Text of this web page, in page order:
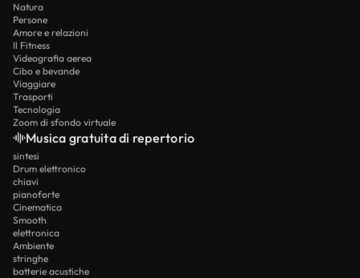
Natura
Persone
Amore e relazioni
Il Fitness
Videografia aerea
Cibo e bevande
Viaggiare
Trasporti
Tecnologia
Zoom di sfondo virtuale
Musica gratuita di repertorio
sintesi
Drum elettronico
chiavi
pianoforte
Cinematica
Smooth
elettronica
Ambiente
stringhe
batterie acustiche